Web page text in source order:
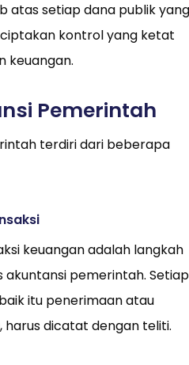
atas setiap dana publik yang
kontrol yang ketat
keuangan.
Pemerintah
terdiri dari beberapa
keuangan adalah langkah
akuntansi pemerintah. Setiap
itu penerimaan atau
harus dicatat dengan teliti.